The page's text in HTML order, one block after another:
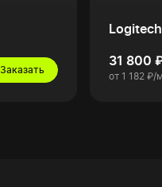
Заказать
Logitech
31 800
от 1 182 ₽/